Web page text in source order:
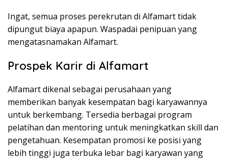
Ingat, semua proses perekrutan di Alfamart tidak
dipungut biaya apapun. Waspadai penipuan yang
mengatasnamakan Alfamart.
Prospek Karir di Alfamart
Alfamart dikenal sebagai perusahaan yang
memberikan banyak kesempatan bagi karyawannya
untuk berkembang. Tersedia berbagai program
pelatihan dan mentoring untuk meningkatkan skill dan
pengetahuan. Kesempatan promosi ke posisi yang
lebih tinggi juga terbuka lebar bagi karyawan yang